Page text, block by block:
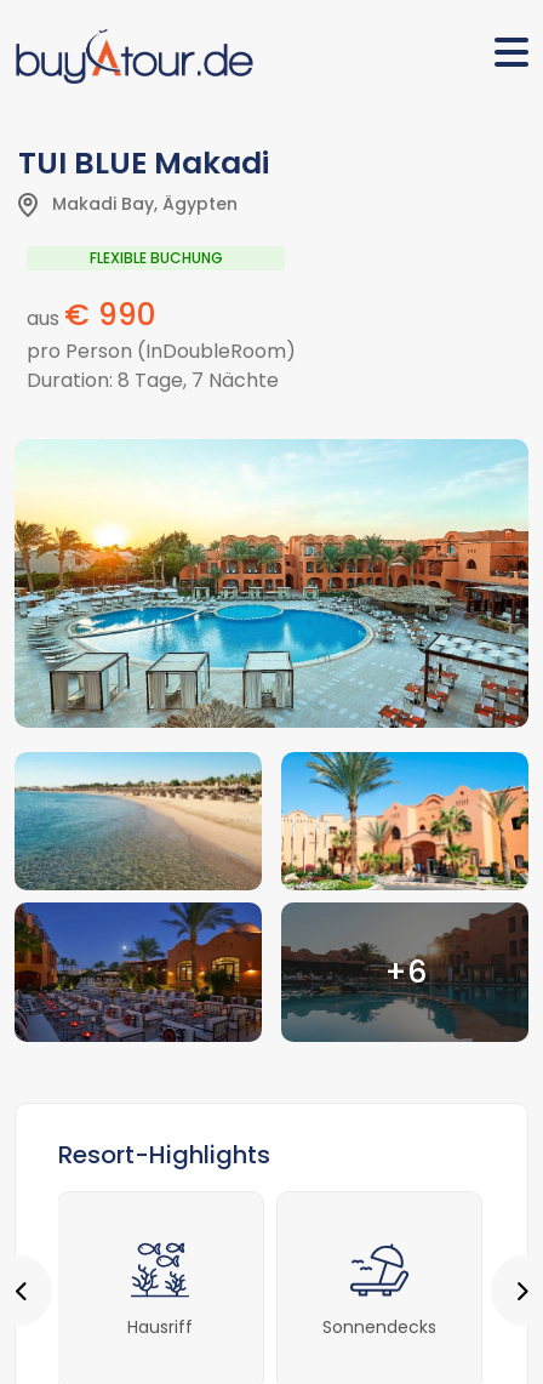
TUI BLUE Makadi
Makadi Bay, Ägypten
FLEXIBLE BUCHUNG
aus € 990
pro Person (InDoubleRoom)
Duration: 8 Tage, 7 Nächte
Resort-Highlights
Sonnendecks Wlan / Wifi